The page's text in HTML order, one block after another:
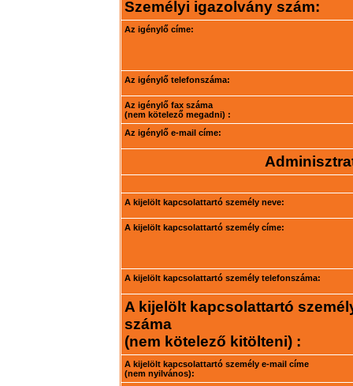
Személyi igazolvány szám:
Az igénylő címe:
Az igénylő telefonszáma:
Az igénylő fax száma
(nem kötelező megadni) :
Az igénylő e-mail címe:
A kijelölt kapcsolattartó személy neve:
A kijelölt kapcsolattartó személy címe:
A kijelölt kapcsolattartó személy telefonszáma:
A kijelölt kapcsolattartó
száma
(nem kötelező kitölteni) :
A kijelölt kapcsolattartó személy e-mail címe
(nem nyilvános):